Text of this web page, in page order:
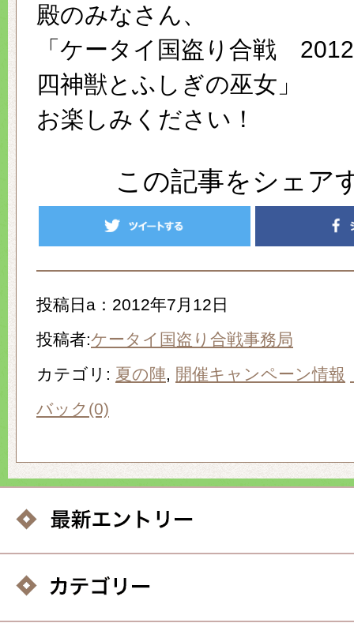
殿のみなさん、
「ケータイ国盗り合戦
四神獣とふしぎの巫女」
お楽しみください！
この記事をシェア
投稿日a：2012年7月12日
投稿者:ケータイ国盗り合戦事務局
カテゴリ: 夏の陣, 開催キャンペーン情報
バック(0)